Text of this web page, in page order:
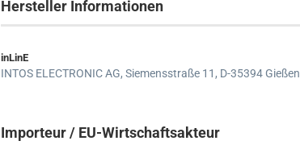
Hersteller Informationen
inLinE
INTOS ELECTRONIC AG, Siemensstraße 11, D-35394 Gießen
Importeur / EU-Wirtschaftsakteur